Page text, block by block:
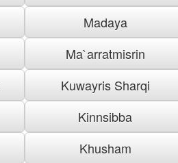
Madaya
Ma`arratmisrin
Kuwayris Sharqi
Kinnsibba
Khusham